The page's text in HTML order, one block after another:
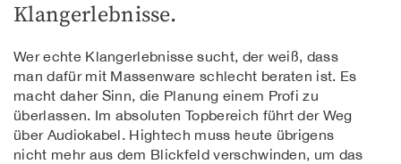
Klangerlebnisse.
Wer echte Klangerlebnisse sucht, der weiß, dass
man dafür mit Massenware schlecht beraten ist. Es
macht daher Sinn, die Planung einem Profi zu
überlassen. Im absoluten Topbereich führt der Weg
über Audiokabel. Hightech muss heute übrigens
nicht mehr aus dem Blickfeld verschwinden, um das